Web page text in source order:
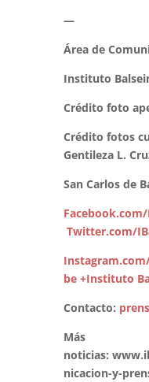
—
Área de
Instituto
Crédito foto
Crédito fotos
Gentileza L.
San Carlos de
Twitter.com/
be +Instituto
Contacto:
Más
noticias:
nicacion-y-